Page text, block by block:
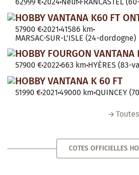
62999 €2024 Neuf FRANCASTEL
HOBBY VANTANA K60 FT
57900 €2021 41586 km
MARSAC-SUR-L'ISLE (24-dordogne)
HOBBY FOURGON VANTANA
57900 €2022 663 km HYÈRES (83-
HOBBY VANTANA K 60 FT
51990 €2021 49000 km QUINCEY
COTES OFFICIELLES